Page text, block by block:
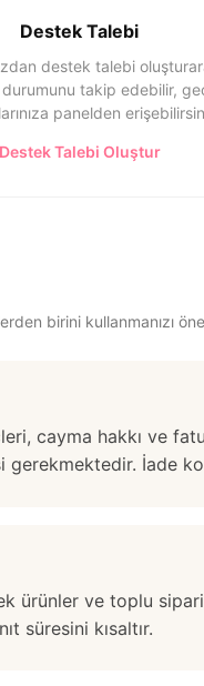
Destek Talebi
destek talebi
takip edebilir,
panelden
Destek Talebi Oluştur
birini kullanmanızı
cayma hakkı ve
İade
ve toplu
süresini kısaltır.